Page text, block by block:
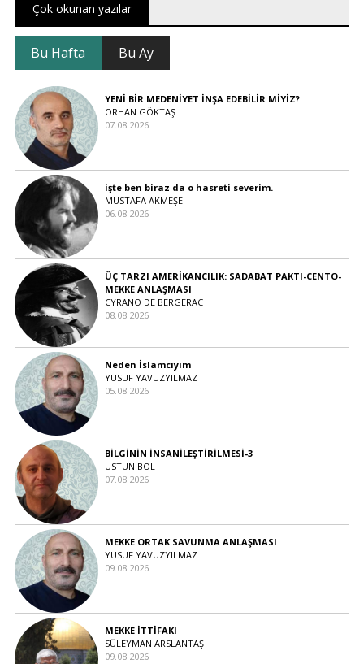
Çok okunan yazılar
Bu Hafta Bu Ay
YENİ BİR MEDENİYET İNŞA EDEBİLİR MİYİZ?
ORHAN GÖKTAŞ
07.08.2026
işte ben biraz da o hasreti severim.
MUSTAFA AKMEŞE
06.08.2026
ÜÇ TARZI AMERİKANCILIK: SADABAT PAKTI-CENTO-
MEKKE ANLAŞMASI
CYRANO DE BERGERAC
08.08.2026
Neden İslamcıyım
YUSUF YAVUZYILMAZ
05.08.2026
BİLGİNİN İNSANİLEŞTİRİLMESİ-3
ÜSTÜN BOL
07.08.2026
MEKKE ORTAK SAVUNMA ANLAŞMASI
YUSUF YAVUZYILMAZ
09.08.2026
MEKKE İTTİFAKI
SÜLEYMAN ARSLANTAŞ
09.08.2026